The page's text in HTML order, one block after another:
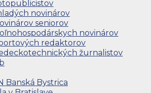
novinárov
seniorov
novinárov
redaktorov
žurnalistov
Banská Bystrica